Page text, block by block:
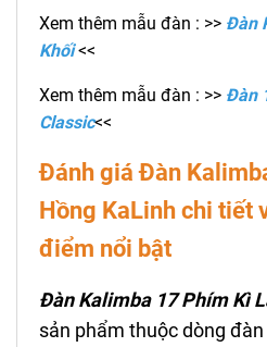
Xem thêm mẫu đàn : >> Đàn
Khối <<
Xem thêm mẫu đàn : >> Đàn
Classic<<
Đánh giá Đàn
Hồng KaLinh chi tiết
điểm nổi bật
Đàn Kalimba 17 PhímKì
sản phẩm thuộc dòng